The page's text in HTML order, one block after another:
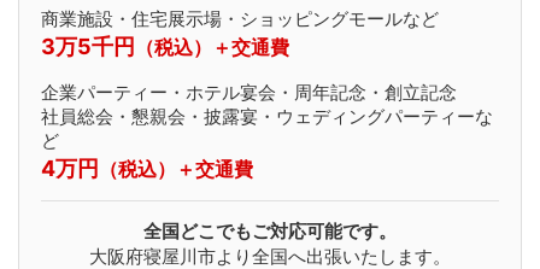
商業施設・住宅展示場・ショッピングモールなど
3万5千円 （税込）＋交通費
企業パーティー・ホテル宴会・周年記念・創立記念
社員総会・懇親会・披露宴・ウェディングパーティーな
ど
4万円 （税込）＋交通費
全国どこでもご対応可能です。
大阪府寝屋川市より全国へ出張いたします。